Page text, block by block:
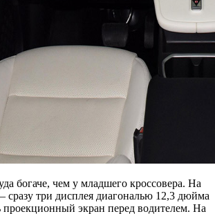
богаче, чем у младшего кроссовера. На
сразу три дисплея диагональю 12,3 дюйма
экран перед водителем. На